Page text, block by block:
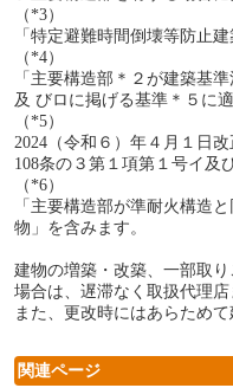
（*3）
「特定避難時間倒壊等防止
（*4）
「主要構造部＊２が建築基
及 びロに掲げる基準＊５に
（*5）
2024（令和６）年４月１日
108条の３第１項第１号イ及
（*6）
「主要構造部が準耐火構造
物」を含みます。
建物の増築・改築、一部取
場合は、遅滞なく取扱代理店
また、更改時にはあらため
関連ページ